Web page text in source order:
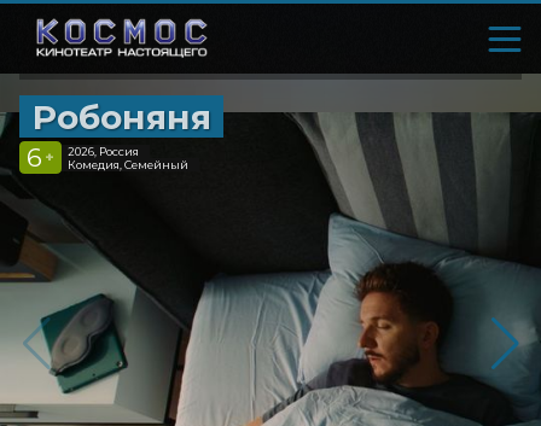
Робоняня
6 +
2026, Россия
Комедия, Семейный